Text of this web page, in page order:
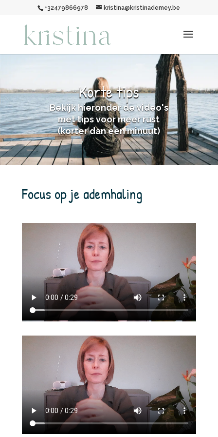
+32479866978 kristina@kristinademey.be
Korte tips
Bekijk hieronder de video's
met tips voor meer rust
(korter dan een minuut)
Focus op je ademhaling